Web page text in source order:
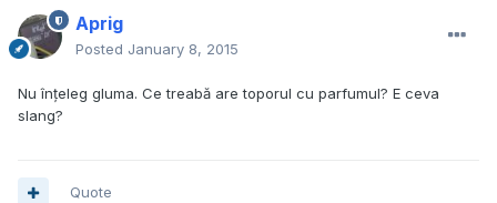
Aprig
Posted January 8, 2015
Nu înțeleg gluma. Ce treabă are toporul cu parfumul? E ceva
slang?
Quote